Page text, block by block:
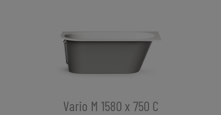
Vario M 1580 x 750 C